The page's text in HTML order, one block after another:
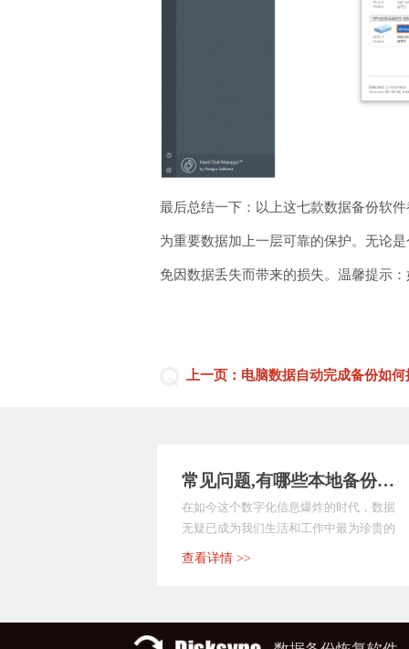
最后总结一下：以上这七款数据备份软
为重要数据加上一层可靠的保护。无论
免因数据丢失而带来的损失。温馨提示
上一页：电脑数据自动完成备份如
常见问题,有哪些本地备份软件？分享9款实用简单的软件，覆盖多种群体！
在如今这个数字化信息爆炸的时代，数据
无疑已成为我们生活和工作中最为珍贵的
财富之一。无论是个...
查看详情 >>